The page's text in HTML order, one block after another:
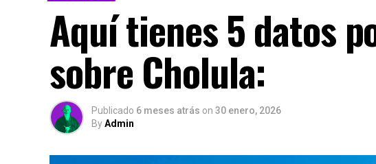
Aquí tienes 5 datos
sobre Cholula:
Publicado 6 meses atrás on 30 enero, 2026
ByAdmin